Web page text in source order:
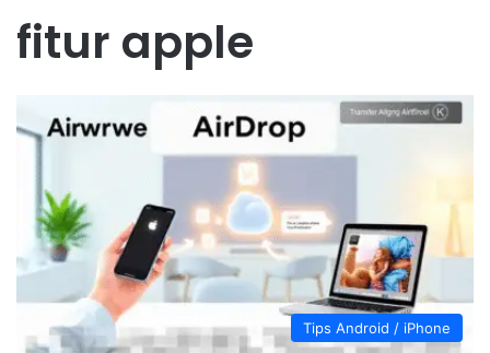
fitur apple
Tips Android / iPhone